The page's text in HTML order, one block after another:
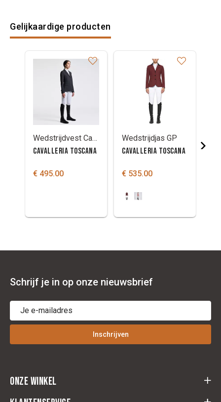
Gelijkaardige producten
Wedstrijdvest Cavalleria Toscana GP zip
CAVALLERIA TOSCANA
€ 495.00
Wedstrijdjas GP
CAVALLERIA TOSCANA
€ 535.00
Schrijf je in op onze nieuwsbrief
Inschrijven
Onze winkel